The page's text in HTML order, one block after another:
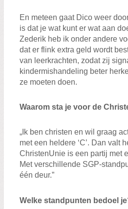
En meteen gaat Dico weer
is dat je wat kunt er wat aan
Zederik heb ik onder andere
dat er flink extra geld wordt
van leerkrachten, zodat zij
kindermishandeling beter
ze moeten doen.
Waarom sta je voor de
„Ik ben christen en wil graag
met een heldere ‘C’. Dan valt
ChristenUnie is een partij met
Met verschillende SGP-
één deur.”
Welke standpunten bedoel